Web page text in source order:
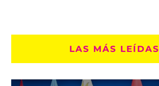
LAS MÁS LEÍDAS